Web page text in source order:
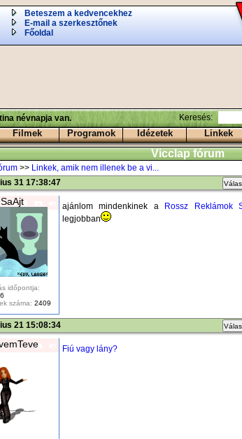
Beteszem a kedvencekhez
E-mail a szerkesztőnek
Főoldal
névnapja van. Keresés:
Filmek Programok Idézetek Linkek
Vicclap fórum
>> Linkek, amik nem illenek be a vi...
31 17:38:47
SaAjt
időpontja:
száma: 2409
ajánlom mindenkinek a Rossz Reklámok
legjobban
21 15:08:34
Fiú vagy lány?